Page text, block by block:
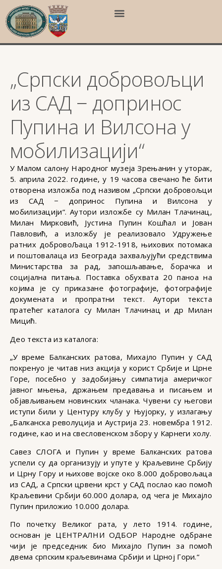
„Српски добровољци
из САД − допринос
Пупина и Вилсона у
мобилизацији“
У Малом салону Народног музеја Зрењанин у уторак,
5. априла 2022. године, у 19 часова свечано ће бити
отворена изложба под називом „Српски добровољци
из САД − допринос Пупина и Вилсона у
мобилизацији“. Аутори изложбе су Милан Тлачинац,
Милан Мирковић, Јустина Пупин Кошћал и Јован
Павловић, а изложбу је реализовало Удружење
ратних добровоЉаца 1912-1918, њихових потомака
и поштовалаца из Београда захваљујући средствима
Министарства за рад, запошљавање, борачка и
социјална питања. Поставка обухвата 20 паноа на
којима је су приказане фотографије, фотографије
докумената и пропратни текст. Аутори текста
пратећег каталога су Милан Тлачинац и др Милан
Мицић.
Део текста из каталога:
„У време Балканских ратова, Михајло Пупин у САД
покренуо је читав низ акција у корист Србије и Црне
Горе, посебно у задобијању симпатија америчког
јавног мњења, држањем предавања и писањем и
објављивањем новинских чланака. Чувени су његови
иступи били у Центурy клубу у Њујорку, у излагању
„Балканска револуција и Аустрија 23. новембра 1912.
године, као и на свесловенском збору у Карнеги холу.
Савез СЛОГА и Пупин у време Балканских ратова
успели су да организују и упуте у Краљевине Србију
и Црну Гору и њихове војске око 8.000 добровољаца
из САД, а Српски црвени крст у САД послао као помоћ
Краљевини Србији 60.000 долара, од чега је Михајло
Пупин приложио 10.000 долара.
По почетку Великог рата, у лето 1914. године,
основан је ЦЕНТРАЛНИ ОДБОР Народне одбране
чији је председник био Михајло Пупин за помоћ
двема српским краљевинама Србији и Црној Гори.“